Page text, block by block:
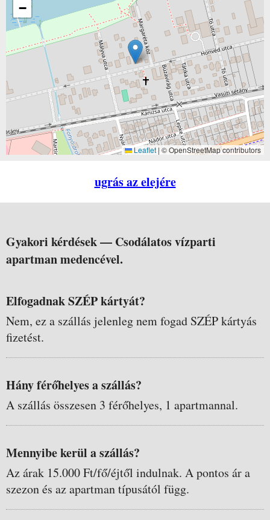
−
Leaflet | © OpenStreetMap contributors
ugrás az elejére
Gyakori kérdések — Csodálatos vízparti
apartman medencével.
Elfogadnak SZÉP kártyát?
Nem, ez a szállás jelenleg nem fogad SZÉP kártyás
fizetést.
Hány férőhelyes a szállás?
A szállás összesen 3 férőhelyes, 1 apartmannal.
Mennyibe kerül a szállás?
Az árak 15.000 Ft/fő/éjtől indulnak. A pontos ár a
szezon és az apartman típusától függ.